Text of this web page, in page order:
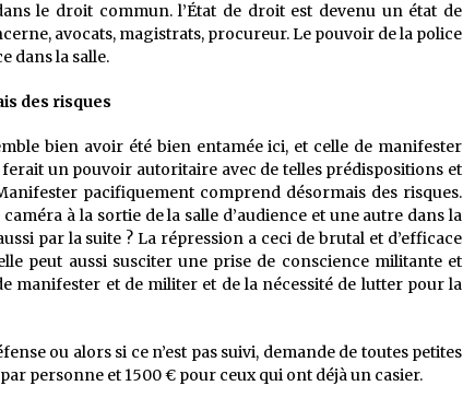
le droit commun. l’État de droit est devenu un état de
avocats, magistrats, procureur. Le pouvoir de la police
dans la salle.
des risques
bien avoir été bien entamée ici, et celle de manifester
ferait un pouvoir autoritaire avec de telles prédispositions et
pacifiquement comprend désormais des risques.
à la sortie de la salle d’audience et une autre dans la
par la suite ? La répression a ceci de brutal et d’efficace
peut aussi susciter une prise de conscience militante et
manifester et de militer et de la nécessité de lutter pour la
ou alors si ce n’est pas suivi, demande de toutes petites
personne et 1500 € pour ceux qui ont déjà un casier.